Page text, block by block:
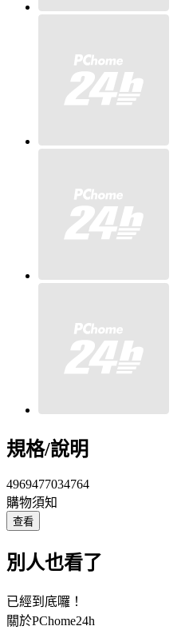
規格/說明
4969477034764
購物須知
查看
別人也看了
已經到底囉！
關於PChome24h